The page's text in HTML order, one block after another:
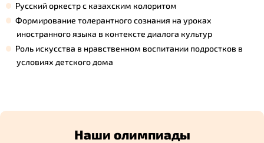
Русский оркестр с казахским колоритом
Формирование толерантного сознания на уроках
иностранного языка в контексте диалога культур
Роль искусства в нравственном воспитании подростков в
условиях детского дома
Наши олимпиады